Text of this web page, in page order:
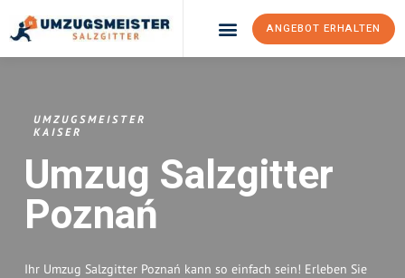
ANGEBOT ERHALTEN
UMZUGSMEISTER
KAISER
Umzug Salzgitter
Poznań
Ihr Umzug Salzgitter Poznań kann so einfach sein! Erleben Sie